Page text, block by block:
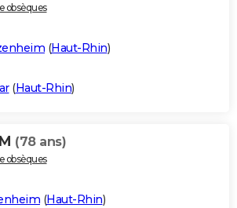
obsèques
(Haut-Rhin)
(Haut-Rhin)
(78 ans)
obsèques
(Haut-Rhin)